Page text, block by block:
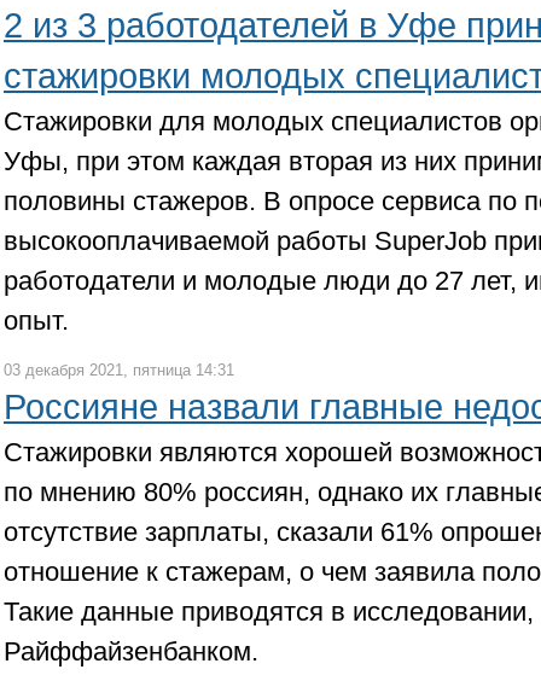
2 из 3 работодателей в Уфе
стажировки молодых
Стажировки для молодых специалистов
Уфы, при этом каждая вторая из них
половины стажеров. В опросе сервиса по
высокооплачиваемой работы SuperJob
работодатели и молодые люди до 27 лет,
опыт.
03 декабря 2021, пятница 14:31
Россияне назвали главные
Стажировки являются хорошей
по мнению 80% россиян, однако их
отсутствие зарплаты, сказали 61%
отношение к стажерам, о чем заявила
Такие данные приводятся в
Райффайзенбанком.